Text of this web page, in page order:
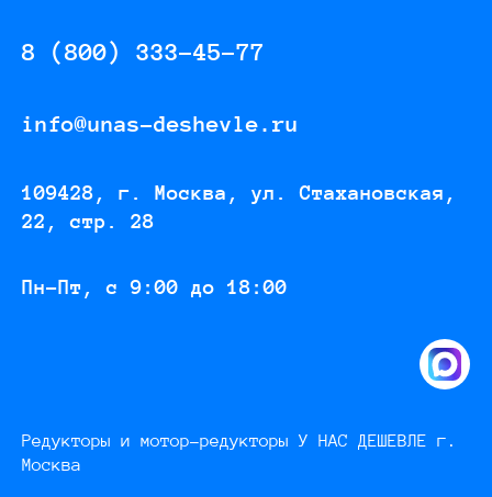
8 (800) 333-45-77
info@unas-deshevle.ru
109428, г. Москва, ул. Стахановская,
22, стр. 28
Пн-Пт, с 9:00 до 18:00
Редукторы и мотор-редукторы У НАС ДЕШЕВЛЕ г.
Москва